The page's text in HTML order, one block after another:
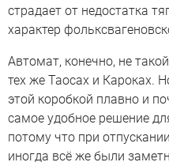
страдает от недостатка
характер
Автомат, конечно, не
тех же Таосах и Кароках.
этой коробкой плавно и
самое удобное решение
потому что при
иногда всё же были